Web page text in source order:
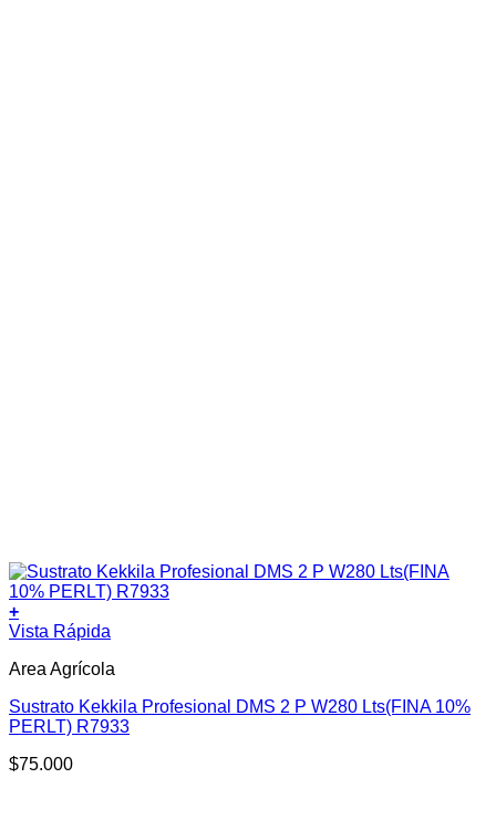
+
Vista Rápida
Area Agrícola
Sustrato Kekkila Profesional DMS 2 P W280 Lts(FINA 10%
PERLT) R7933
$75.000